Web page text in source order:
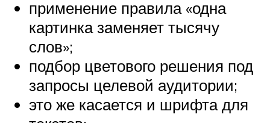
применение правила «одна
картинка заменяет тысячу
слов»;
подбор цветового решения под
запросы целевой аудитории;
это же касается и шрифта для